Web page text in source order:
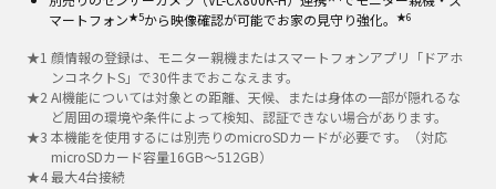
マートフォン★5から映像確認が可能でお家の見守り強化。 ★6
★1 顔情報の登録は、モニター親機またはスマートフォンアプリ「ドアホ
ンコネクトS」で30件までおこなえます。
★2 AI機能については対象との距離、天候、または身体の一部が隠れるな
ど周囲の環境や条件によって検知、認証できない場合があります。
★3 本機能を使用するには別売りのmicroSDカードが必要です。（対応
microSDカード容量16GB～512GB）
★4最大4台接続